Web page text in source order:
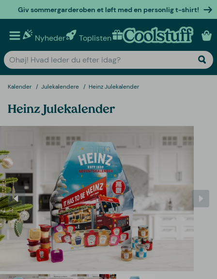
Giv sommergarderoben et løft med en personlig t-shirt!
Nyheder Toplisten Personlige gaver
Kalender Julekalendere Heinz Julekalender
Heinz Julekalender